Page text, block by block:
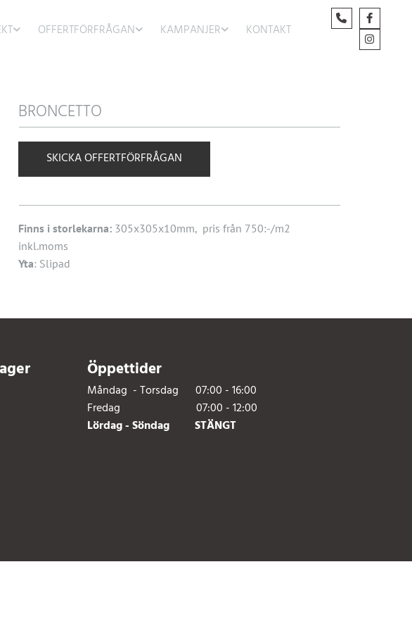
OFFERTFÖRFRÅGAN KAMPANJER KONTAKT
BRONCETTO
SKICKA OFFERTFÖRFRÅGAN
Finns i storlekarna: 305x305x10mm, pris från 750:-/m2
inkl.moms
Yta: Slipad
Öppettider
Måndag - Torsdag 07:00 - 16:00
Fredag 07:00 - 12:00
Lördag - Söndag STÄNGT